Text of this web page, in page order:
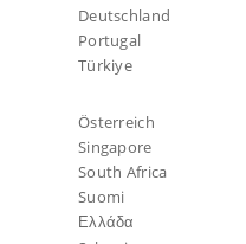
Deutschland
Portugal
Türkiye
Österreich
Singapore
South Africa
Suomi
Ελλάδα